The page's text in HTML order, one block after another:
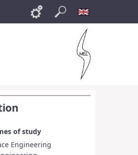
Links Szukaj
of study
Engineering